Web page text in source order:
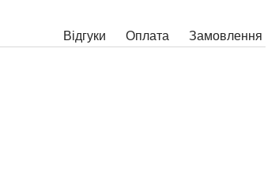
Відгуки Замовлення
Оплата